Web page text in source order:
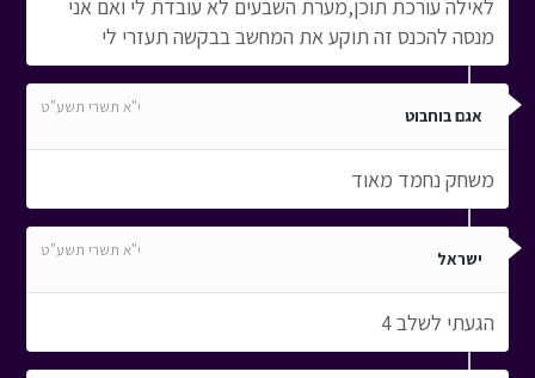
לאילה עורכת תוכן,מערת השבעים לא עובדת לי ואם אני
מנסה להכנס זה תוקע את המחשב בבקשה תעזרי לי
אגם בוחבוט י"א תשרי תשע"ט
משחק נחמד מאוד
ישראל י"א תשרי תשע"ט
הגעתי לשלב 4